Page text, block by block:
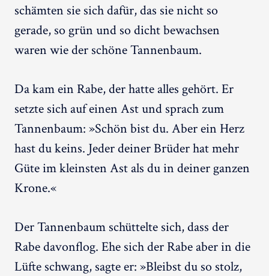
schämten sie sich dafür, das sie nicht so
gerade, so grün und so dicht bewachsen
waren wie der schöne Tannenbaum.
Da kam ein Rabe, der hatte alles gehört. Er
setzte sich auf einen Ast und sprach zum
Tannenbaum: »Schön bist du. Aber ein Herz
hast du keins. Jeder deiner Brüder hat mehr
Güte im kleinsten Ast als du in deiner ganzen
Krone.«
Der Tannenbaum schüttelte sich, dass der
Rabe davonflog. Ehe sich der Rabe aber in die
Lüfte schwang, sagte er: »Bleibst du so stolz,